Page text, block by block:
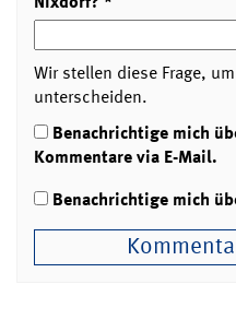
Wir stellen diese Frage,
unterscheiden.
Benachrichtige mich
Kommentare via E-Mail.
Benachrichtige mich